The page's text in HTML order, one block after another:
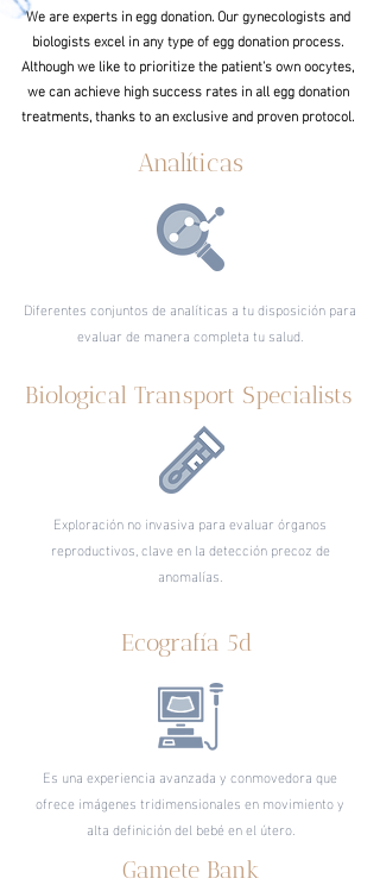
We are experts in egg donation. Our gynecologists and
biologists excel in any type of egg donation process.
Although we like to prioritize the patient's own oocytes,
we can achieve high success rates in all egg donation
treatments, thanks to an exclusive and proven protocol.
Analíticas
Diferentes conjuntos de analíticas a tu disposición para
evaluar de manera completa tu salud.
Biological Transport Specialists
Exploración no invasiva para evaluar órganos
reproductivos, clave en la detección precoz de
anomalías.
Ecografía 5d
Es una experiencia avanzada y conmovedora que
ofrece imágenes tridimensionales en movimiento y
alta definición del bebé en el útero.
Gamete Bank